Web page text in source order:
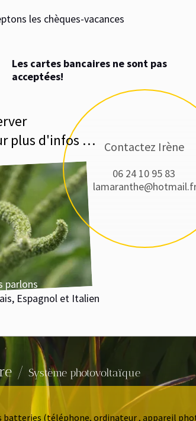
les chèques-vacances
cartes bancaires ne sont pas
d'infos … Contactez Irène
06 24 10 95 83
lamaranthe@hotmail.fr
et Italien
/Système photovoltaïque
(téléphone, ordinateur , appareil photo…)